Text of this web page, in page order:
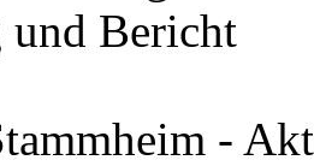
und Bericht
-